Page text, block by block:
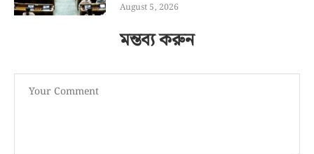
August 5, 2026
মন্তব্য করুন